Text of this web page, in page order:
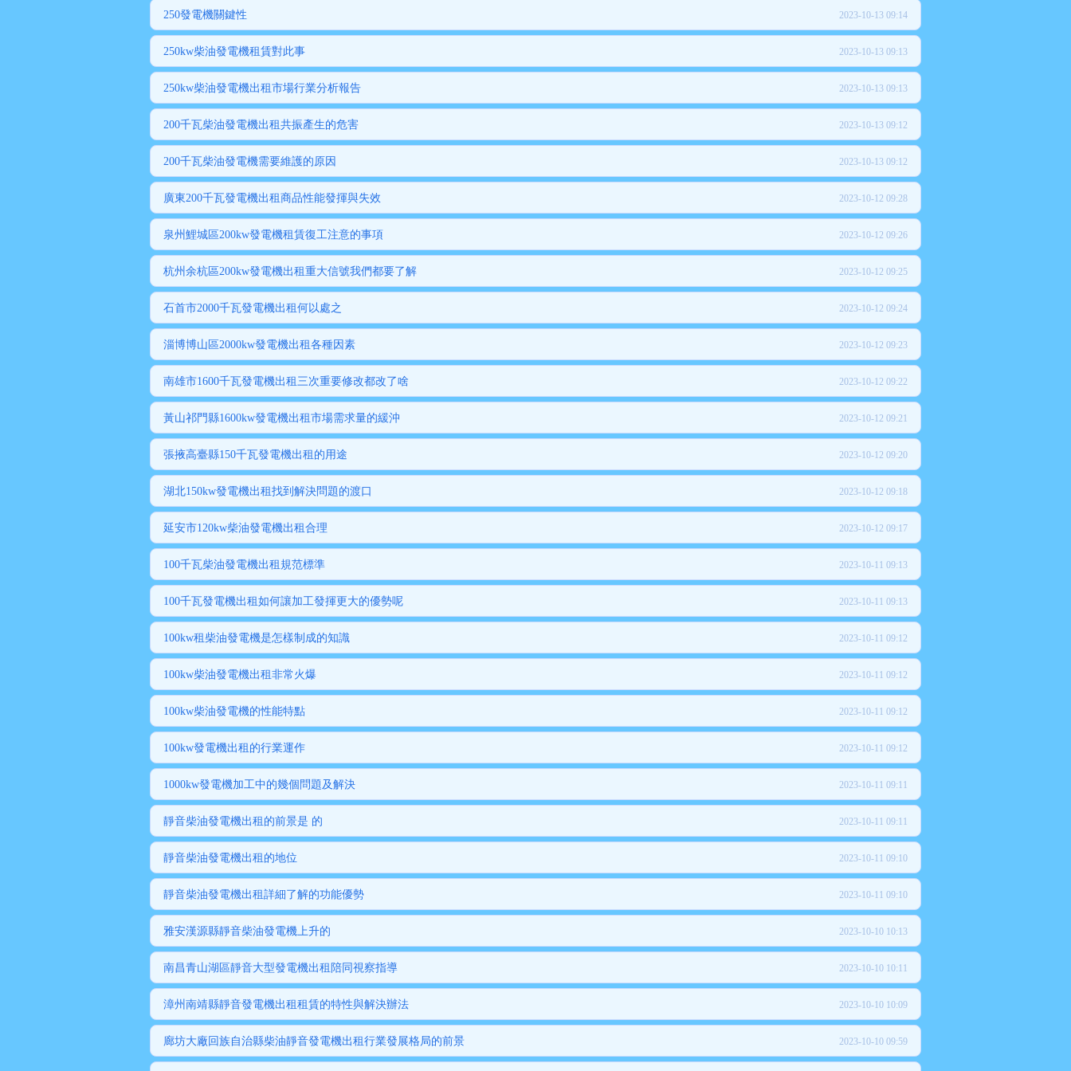
250發電機關鍵性 2023-10-13 09:14
250kw柴油發電機租賃對此事 2023-10-13 09:13
250kw柴油發電機出租市場行業分析報告 2023-10-13 09:13
200千瓦柴油發電機出租共振產生的危害 2023-10-13 09:12
200千瓦柴油發電機需要維護的原因 2023-10-13 09:12
廣東200千瓦發電機出租商品性能發揮與失效 2023-10-12 09:28
泉州鯉城區200kw發電機租賃復工注意的事項 2023-10-12 09:26
杭州余杭區200kw發電機出租重大信號我們都要了解 2023-10-12 09:25
石首市2000千瓦發電機出租何以處之 2023-10-12 09:24
淄博博山區2000kw發電機出租各種因素 2023-10-12 09:23
南雄市1600千瓦發電機出租三次重要修改都改了啥 2023-10-12 09:22
黃山祁門縣1600kw發電機出租市場需求量的緩沖 2023-10-12 09:21
張掖高臺縣150千瓦發電機出租的用途 2023-10-12 09:20
湖北150kw發電機出租找到解決問題的渡口 2023-10-12 09:18
延安市120kw柴油發電機出租合理 2023-10-12 09:17
100千瓦柴油發電機出租規范標準 2023-10-11 09:13
100千瓦發電機出租如何讓加工發揮更大的優勢呢 2023-10-11 09:13
100kw租柴油發電機是怎樣制成的知識 2023-10-11 09:12
100kw柴油發電機出租非常火爆 2023-10-11 09:12
100kw柴油發電機的性能特點 2023-10-11 09:12
100kw發電機出租的行業運作 2023-10-11 09:12
1000kw發電機加工中的幾個問題及解決 2023-10-11 09:11
靜音柴油發電機出租的前景是 的 2023-10-11 09:11
靜音柴油發電機出租的地位 2023-10-11 09:10
靜音柴油發電機出租詳細了解的功能優勢 2023-10-11 09:10
雅安漢源縣靜音柴油發電機上升的 2023-10-10 10:13
南昌青山湖區靜音大型發電機出租陪同視察指導 2023-10-10 10:11
漳州南靖縣靜音發電機出租租賃的特性與解決辦法 2023-10-10 10:09
廊坊大廠回族自治縣柴油靜音發電機出租行業發展格局的前景 2023-10-10 09:59